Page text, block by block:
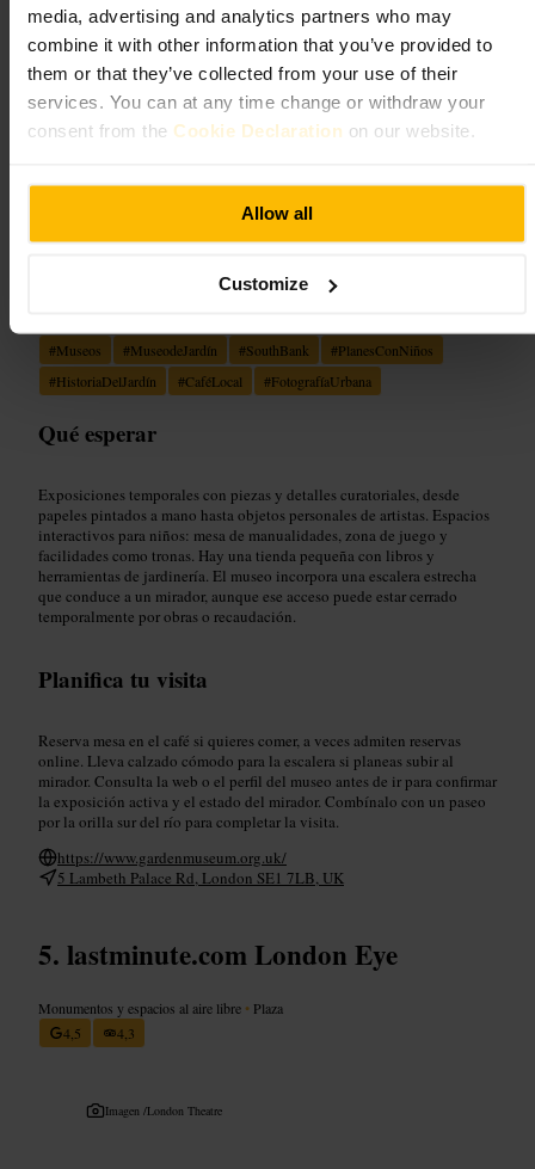
media, advertising and analytics partners who may
combine it with other information that you’ve provided to
them or that they’ve collected from your use of their
services. You can at any time change or withdraw your
consent from the Cookie Declaration on our website.
Allow all
Customize
4,3
3,5
Imagen / Tom Higson
exposiciones cambiantes y café propio
#Museos #MuseodeJardín #SouthBank #PlanesConNiños
#HistoriaDelJardín #CaféLocal #FotografíaUrbana
Qué esperar
Exposiciones temporales con piezas y detalles curatoriales, desde
papeles pintados a mano hasta objetos personales de artistas. Espacios
interactivos para niños: mesa de manualidades, zona de juego y
facilidades como tronas. Hay una tienda pequeña con libros y
herramientas de jardinería. El museo incorpora una escalera estrecha
que conduce a un mirador, aunque ese acceso puede estar cerrado
temporalmente por obras o recaudación.
Planifica tu visita
Reserva mesa en el café si quieres comer, a veces admiten reservas
online. Lleva calzado cómodo para la escalera si planeas subir al
mirador. Consulta la web o el perfil del museo antes de ir para confirmar
la exposición activa y el estado del mirador. Combínalo con un paseo
por la orilla sur del río para completar la visita.
https://www.gardenmuseum.org.uk/
5 Lambeth Palace Rd, London SE1 7LB, UK
lastminute.com London Eye
Monumentos y espacios al aire libre • Plaza
4,5
4,3
Imagen /London Theatre